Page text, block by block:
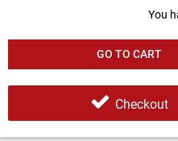
You
GO TO CART
Checkout